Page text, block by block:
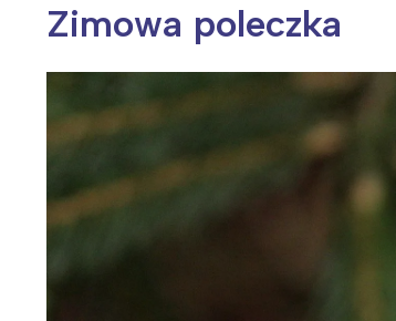
Wiosenny koncert ptaków na płocie
Zimowa poleczka